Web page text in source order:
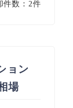
数：2件
ョン
場